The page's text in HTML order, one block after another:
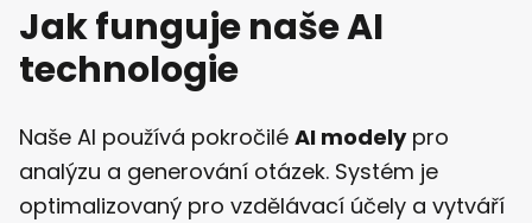
Jak funguje naše AI
technologie
Naše AI používá pokročilé AI modelypro
analýzu a generování otázek. Systém je
optimalizovaný pro vzdělávací účely a vytváří